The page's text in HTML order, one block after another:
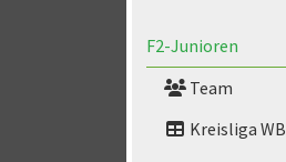
F2-Junioren
Team
Kreisliga WB